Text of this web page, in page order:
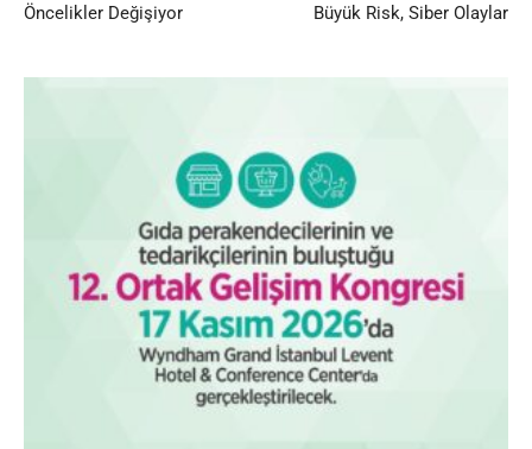
Öncelikler Değişiyor
Büyük Risk, Siber Olaylar